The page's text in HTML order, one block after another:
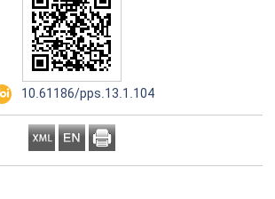
‎ 10.61186/pps.13.1.104